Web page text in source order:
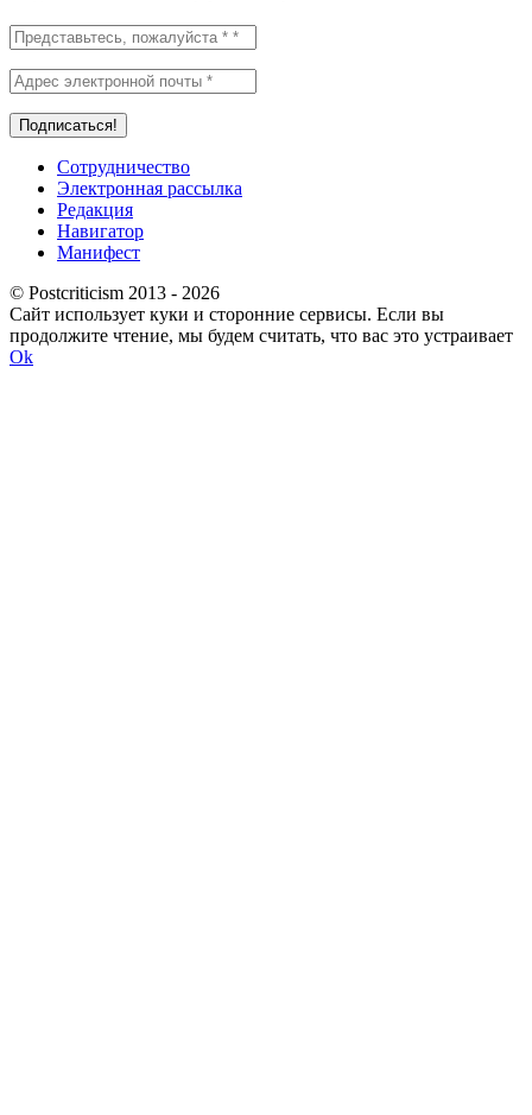
Сотрудничество
Электронная рассылка
Редакция
Навигатор
Манифест
© Postcriticism 2013 - 2026
Сайт использует куки и сторонние сервисы. Если вы
продолжите чтение, мы будем считать, что вас это устраивает
Ok